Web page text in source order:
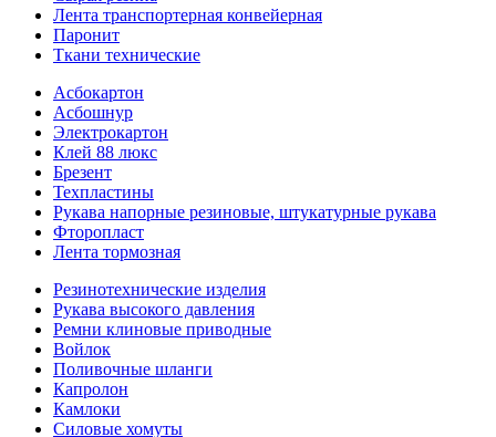
Лента транспортерная конвейерная
Паронит
Ткани технические
Асбокартон
Асбошнур
Электрокартон
Клей 88 люкс
Брезент
Техпластины
Рукава напорные резиновые, штукатурные рукава
Фторопласт
Лента тормозная
Резинотехнические изделия
Рукава высокого давления
Ремни клиновые приводные
Войлок
Поливочные шланги
Капролон
Камлоки
Силовые хомуты